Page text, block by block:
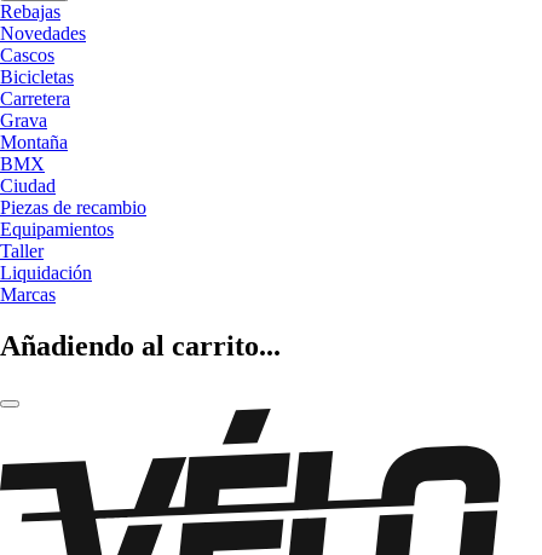
Rebajas
Novedades
Cascos
Bicicletas
Carretera
Grava
Montaña
BMX
Ciudad
Piezas de recambio
Equipamientos
Taller
Liquidación
Marcas
Añadiendo al carrito...